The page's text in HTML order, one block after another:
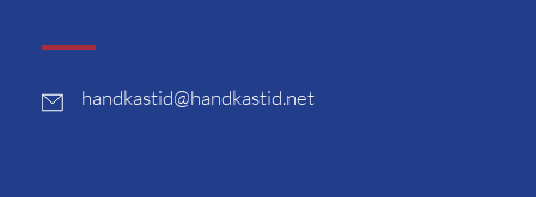
handkastid@handkastid.net